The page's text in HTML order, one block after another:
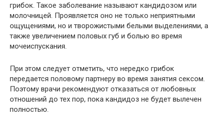
грибок. Такое заболевание называют кандидозом или
молочницей. Проявляется оно не только неприятными
ощущениями, но и творожистыми белыми выделениями, а
также увеличением половых губ и болью во время
мочеиспускания.
При этом следует отметить, что нередко грибок
передается половому партнеру во время занятия сексом.
Поэтому врачи рекомендуют отказаться от любовных
отношений до тех пор, пока кандидоз не будет вылечен
полностью.